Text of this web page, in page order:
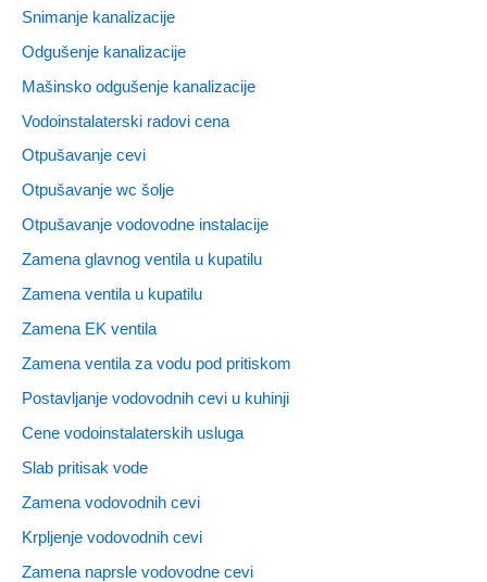
Snimanje kanalizacije
Odgušenje kanalizacije
Mašinsko odgušenje kanalizacije
Vodoinstalaterski radovi cena
Otpušavanje cevi
Otpušavanje wc šolje
Otpušavanje vodovodne instalacije
Zamena glavnog ventila u kupatilu
Zamena ventila u kupatilu
Zamena EK ventila
Zamena ventila za vodu pod pritiskom
Postavljanje vodovodnih cevi u kuhinji
Cene vodoinstalaterskih usluga
Slab pritisak vode
Zamena vodovodnih cevi
Krpljenje vodovodnih cevi
Zamena naprsle vodovodne cevi